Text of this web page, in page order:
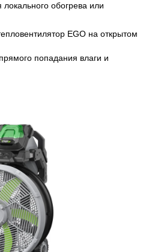
обогрева или
EGO на открытом
попадания влаги и